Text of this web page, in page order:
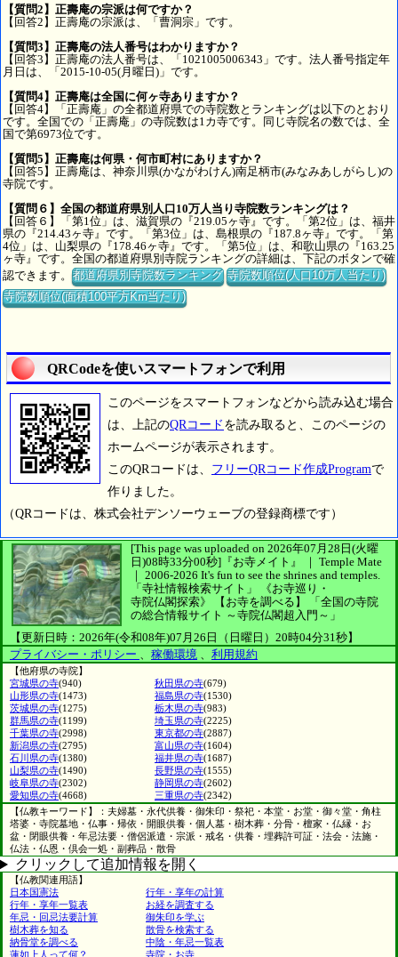
【質問2】正壽庵の宗派は何ですか？
【回答2】正壽庵の宗派は、「曹洞宗」です。
【質問3】正壽庵の法人番号はわかりますか？
【回答3】正壽庵の法人番号は、「1021005006343」です。法人番号指定年
月日は、「2015-10-05(月曜日)」です。
【質問4】正壽庵は全国に何ヶ寺ありますか？
【回答4】「正壽庵」の全都道府県での寺院数とランキングは以下のとおり
です。全国での「正壽庵」の寺院数は1カ寺です。同じ寺院名の数では、全
国で第6973位です。
【質問5】正壽庵は何県・何市町村にありますか？
【回答5】正壽庵は、神奈川県(かながわけん)南足柄市(みなみあしがらし)の
寺院です。
【質問６】全国の都道府県別人口10万人当り寺院数ランキングは？
【回答６】「第1位」は、滋賀県の『219.05ヶ寺』です。「第2位」は、福井
県の『214.43ヶ寺』です。「第3位」は、島根県の『187.8ヶ寺』です。「第
4位」は、山梨県の『178.46ヶ寺』です。「第5位」は、和歌山県の『163.25
ヶ寺』です。全国の都道府県別寺院ランキングの詳細は、下記のボタンで確
認できます。都道府県別寺院数ランキング 寺院数順位(人口10万人当たり)
寺院数順位(面積100平方Km当たり)
QRCodeを使いスマートフォンで利用
このページをスマートフォンなどから読み込む場合
は、上記のQRコード を読み取ると、このページの
ホームページが表示されます。
このQRコードは、 フリーQRコード作成Programで
作りました。
（QRコードは、株式会社デンソーウェーブの登録商標です）
[This page was uploaded on 2026年07月28日(火曜
日)08時33分00秒] 『お寺メイト』 ｜ Temple Mate
｜ 2006-2026 It's fun to see the shrines and temples.
「寺社情報検索サイト」
《お寺巡り・
寺院仏閣探索》
【お寺を調べる】
「全国の寺院
の総合情報サイト ～寺院仏閣超入門～」
【更新日時：2026年(令和08年)07月26日（日曜日）20時04分31秒】
プライバシー・ポリシー 、 稼働環境 、 利用規約
【他府県の寺院】
宮城県の寺(940) 秋田県の寺(679)
山形県の寺(1473) 福島県の寺(1530)
茨城県の寺(1275) 栃木県の寺(983)
群馬県の寺(1199) 埼玉県の寺(2225)
千葉県の寺(2998) 東京都の寺(2887)
新潟県の寺(2795) 富山県の寺(1604)
石川県の寺(1380) 福井県の寺(1687)
山梨県の寺(1490) 長野県の寺(1555)
岐阜県の寺(2302) 静岡県の寺(2602)
愛知県の寺(4668) 三重県の寺(2342)
【仏教キーワード】：夫婦墓・永代供養・御朱印・祭祀・本堂・お堂・御々堂・角柱
塔婆・寺院墓地・仏事・帰依・開眼供養・個人墓・樹木葬・分骨・檀家・仏縁・お
盆・閉眼供養・年忌法要・僧侶派遣・宗派・戒名・供養・埋葬許可証・法会・法施・
仏法・仏恩・倶会一処・副葬品・散骨
クリックして追加情報を開く
【仏教関連用語】
日本国憲法
行年・享年の計算
行年・享年一覧表
お経を調査する
年忌・回忌法要計算
御朱印を学ぶ
樹木葬を知る
散骨を検索する
納骨堂を調べる
中陰・年忌一覧表
蓮如上人って何？
寺院・お寺